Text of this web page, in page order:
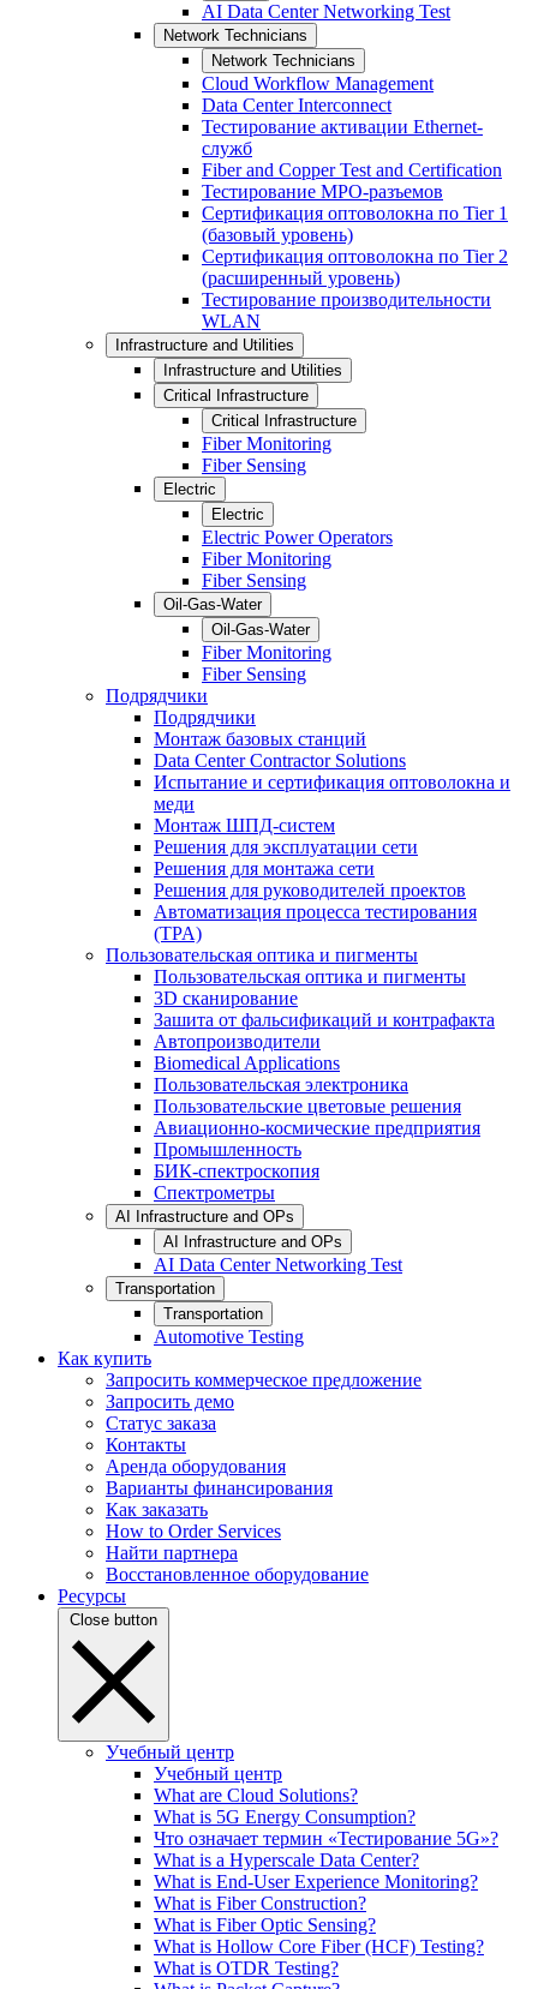
AI Data Center Networking Test
Network Technicians
Network Technicians
Cloud Workflow Management
Data Center Interconnect
Тестирование активации Ethernet-
служб
Fiber and Copper Test and Certification
Тестирование МРО-разъемов
Сертификация оптоволокна по Tier 1
(базовый уровень)
Сертификация оптоволокна по Tier 2
(расширенный уровень)
Тестирование производительности
WLAN
Infrastructure and Utilities
Infrastructure and Utilities
Critical Infrastructure
Critical Infrastructure
Fiber Monitoring
Fiber Sensing
Electric
Electric
Electric Power Operators
Fiber Monitoring
Fiber Sensing
Oil-Gas-Water
Oil-Gas-Water
Fiber Monitoring
Fiber Sensing
Подрядчики
Подрядчики
Монтаж базовых станций
Data Center Contractor Solutions
Испытание и сертификация оптоволокна и
меди
Монтаж ШПД-систем
Решения для эксплуатации сети
Решения для монтажа сети
Решения для руководителей проектов
Автоматизация процесса тестирования
(TPA)
Пользовательская оптика и пигменты
Пользовательская оптика и пигменты
3D сканирование
Зашита от фальсификаций и контрафакта
Автопроизводители
Biomedical Applications
Пользовательская электроника
Пользовательские цветовые решения
Авиационно-космические предприятия
Промышленность
БИК-спектроскопия
Спектрометры
AI Infrastructure and OPs
AI Infrastructure and OPs
AI Data Center Networking Test
Transportation
Transportation
Automotive Testing
Как купить
Запросить коммерческое предложение
Запросить демо
Статус заказа
Контакты
Аренда оборудования
Варианты финансирования
Как заказать
How to Order Services
Найти партнера
Восстановленное оборудование
Ресурсы
Close button
Учебный центр
Учебный центр
What are Cloud Solutions?
What is 5G Energy Consumption?
Что означает термин «Тестирование 5G»?
What is a Hyperscale Data Center?
What is End-User Experience Monitoring?
What is Fiber Construction?
What is Fiber Optic Sensing?
What is Hollow Core Fiber (HCF) Testing?
What is OTDR Testing?